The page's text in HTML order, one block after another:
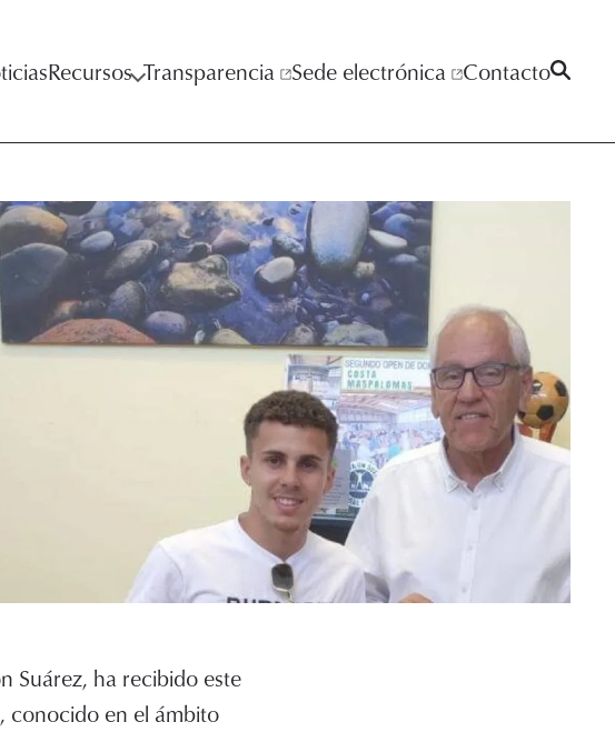
Recursos Transparencia Sede electrónica Contacto
Suárez, ha recibido este
conocido en el ámbito